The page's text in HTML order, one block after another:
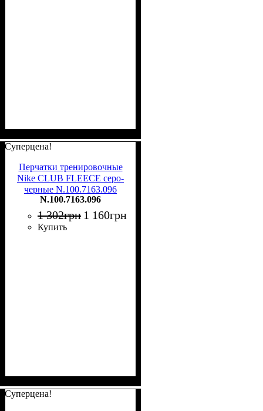
Суперцена!
Перчатки тренировочные
Nike CLUB FLEECE серо-
черные N.100.7163.096
N.100.7163.096
1 302грн 1 160грн
Купить
Суперцена!